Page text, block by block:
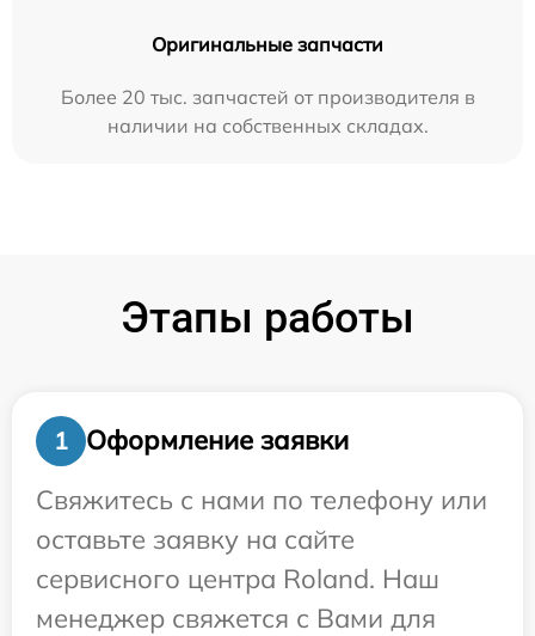
Оригинальные запчасти
Более 20 тыс. запчастей от производителя в
наличии на собственных складах.
Этапы работы
1
Оформление заявки
Свяжитесь с нами по телефону или
оставьте заявку на сайте
сервисного центра Roland. Наш
менеджер свяжется с Вами для